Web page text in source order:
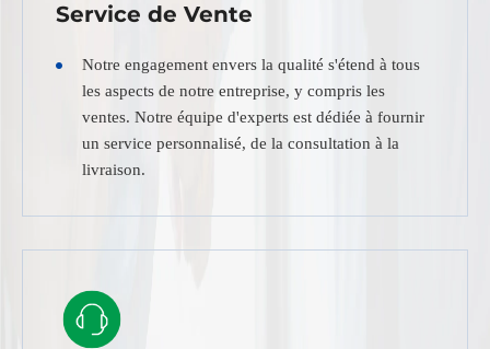
Service de Vente
Notre engagement envers la qualité s'étend à tous
les aspects de notre entreprise, y compris les
ventes. Notre équipe d'experts est dédiée à fournir
un service personnalisé, de la consultation à la
livraison.